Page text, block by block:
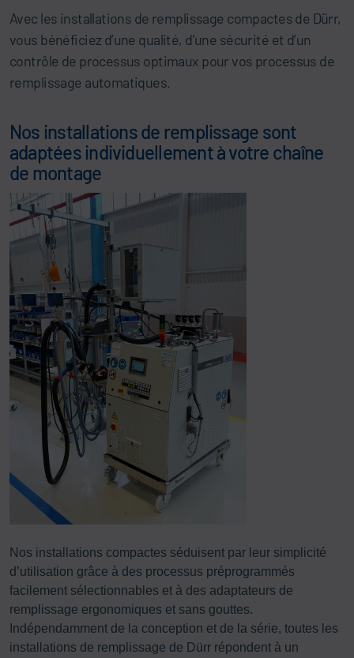
Avec les installations de remplissage compactes de Dürr,
vous bénéficiez d’une qualité, d’une sécurité et d’un
contrôle de processus optimaux pour vos processus de
remplissage automatiques.
Nos installations de remplissage sont
adaptées individuellement à votre chaîne
de montage
Nos installations compactes séduisent par leur simplicité
d’utilisation grâce à des processus préprogrammés
facilement sélectionnables et à des adaptateurs de
remplissage ergonomiques et sans gouttes.
Indépendamment de la conception et de la série, toutes les
installations de remplissage de Dürr répondent à un